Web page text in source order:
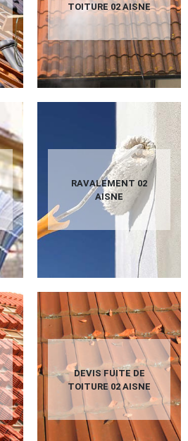
TOITURE 02 AISNE
RAVALEMENT 02
AISNE
DEVIS FUITE DE
TOITURE 02 AISNE